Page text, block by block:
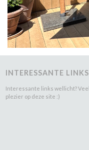
INTERESSANTE LINKS
Interessante links wellicht? Veel
plezier op deze site :)